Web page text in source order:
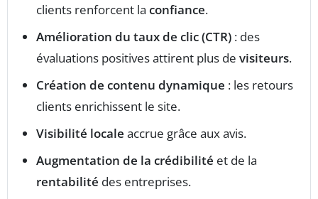
clients renforcent la confiance.
Amélioration du taux de clic (CTR) : des
évaluations positives attirent plus de visiteurs.
Création de contenu dynamique : les retours
clients enrichissent le site.
Visibilité locale accrue grâce aux avis.
Augmentation de la crédibilité et de la
rentabilité des entreprises.